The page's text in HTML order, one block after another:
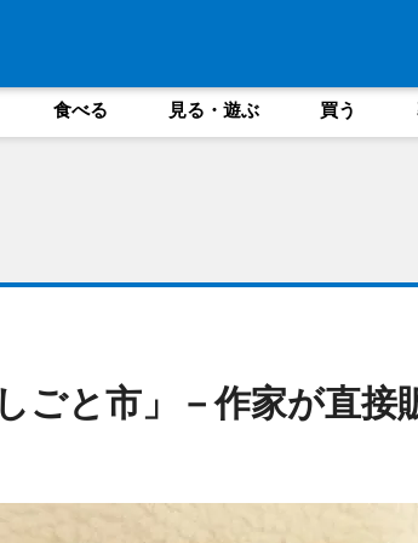
食べる 見る・遊ぶ 買う
ごと市」－作家が直接